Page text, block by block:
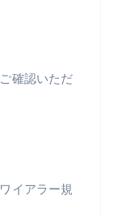
確認いただ
イアラー規